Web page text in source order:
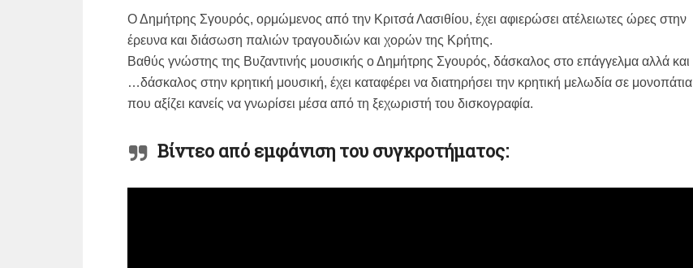
Ο Δημήτρης Σγουρός, ορμώμενος από την Κριτσά Λασιθίου, έχει αφιερώσει ατέλειωτες ώρες στην
έρευνα και διάσωση παλιών τραγουδιών και χορών της Κρήτης.
Βαθύς γνώστης της Βυζαντινής μουσικής ο Δημήτρης Σγουρός, δάσκαλος στο επάγγελμα αλλά και
…δάσκαλος στην κρητική μουσική, έχει καταφέρει να διατηρήσει την κρητική μελωδία σε μονοπάτια
που αξίζει κανείς να γνωρίσει μέσα από τη ξεχωριστή του δισκογραφία.
Βίντεο από εμφάνιση του συγκροτήματος: